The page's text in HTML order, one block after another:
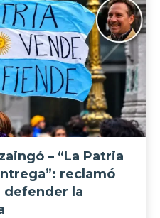
– “La Patria
reclamó
defender la